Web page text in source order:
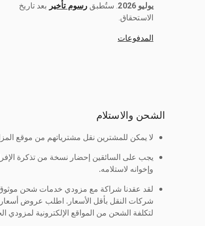
يوليو 2026
رسوم تأخير بعد تاريخ
الاستحقاق.
المدفوعات
الشحن والاستلام
لا يمكن للمشترين نقل مشترياتهم من موقع
يجب على السائقين إحضار نسخة من تذكرة
وإخوانه لاستلامه.
لقد عقدنا شراكة مع مزودي خدمات شحن
شركات النقل بأقل الأسعار. اطلب عروض
لتكلفة الشحن من المواقع الإلكترونية لمزودي